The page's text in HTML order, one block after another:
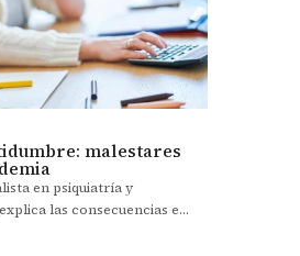
malestares
en psiquiatría y
las consecuencias en